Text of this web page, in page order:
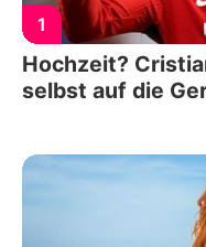
1
Hochzeit?
selbst auf die